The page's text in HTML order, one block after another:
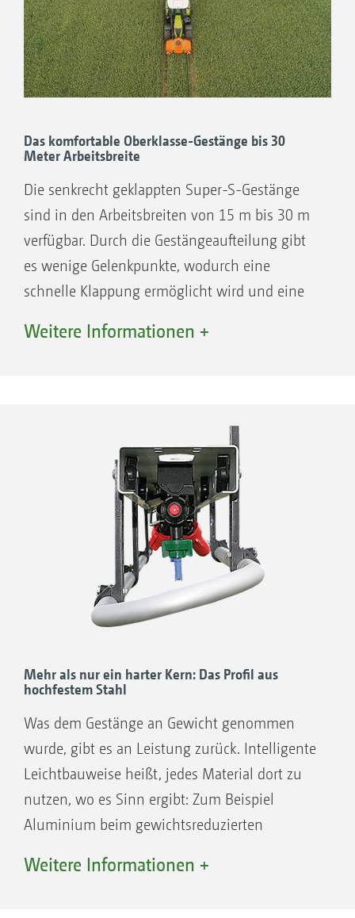
Das komfortable Oberklasse-Gestänge bis 30
Meter Arbeitsbreite
Die senkrecht geklappten Super-S-Gestänge
sind in den Arbeitsbreiten von 15 m bis 30 m
verfügbar. Durch die Gestängeaufteilung gibt
es wenige Gelenkpunkte, wodurch eine
schnelle Klappung ermöglicht wird und eine
Ausgestattet mit der elektrohydraulischen
Erhältlich ist das Super-S-Gestänge als Super-
S1-Gestänge mit 15 m bis 21 m und als
Super-S2-Gestänge mit 15 m bis 30 m.
Gleichzeitig superstabil und superleicht
Super schmale Transportbreite von 2,40 m
3-fache Stoßdämpfung
serienmäßig
Mit hydraulischer Neigungsverstellung
erweiterbar
Mit Randdüsenschaltung erweiterbar
Mit elektrohydraulischer Betätigung Profi-
Klappung erweiterbar
Mit vollautomatischer Höhenführung
Mit aktiver, vollautomatischer, hydraulischer
Weitere Informationen +
Mehr als nur ein harter Kern: Das Profil aus
hochfestem Stahl
Was dem Gestänge an Gewicht genommen
wurde, gibt es an Leistung zurück. Intelligente
Leichtbauweise heißt, jedes Material dort zu
nutzen, wo es Sinn ergibt: Zum Beispiel
Aluminium beim gewichtsreduzierten
jedoch nicht im Gestängeinneren. Dort ist
Weitere Informationen +